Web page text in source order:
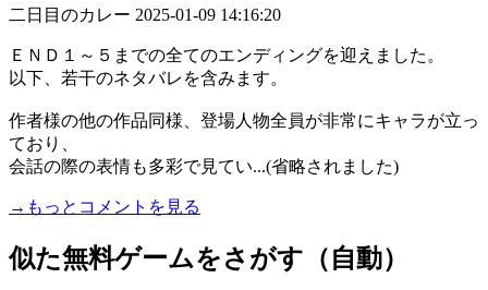
二日目のカレー 2025-01-09 14:16:20
ＥＮＤ１～５までの全てのエンディングを迎えました。
以下、若干のネタバレを含みます。
作者様の他の作品同様、登場人物全員が非常にキャラが立っ
ており、
会話の際の表情も多彩で見てい...(省略されました)
→もっとコメントを見る
似た無料ゲームをさがす（自動）